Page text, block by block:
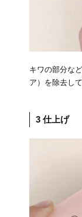
キワの部分な
ア）を除去し
3 仕上げ